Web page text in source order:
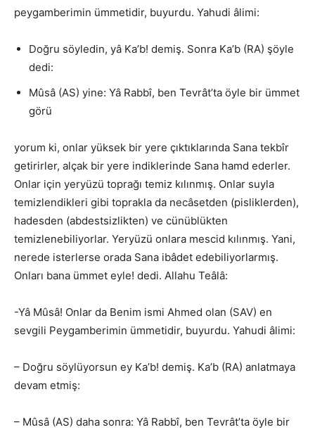
peygamberimin ümmetidir, buyurdu. Yahudi âlimi:
Doğru söyledin, yâ Ka’b! demiş. Sonra Ka’b (RA) şöyle
dedi:
Mûsâ (AS) yine: Yâ Rabbî, ben Tevrât’ta öyle bir ümmet
görü
yorum ki, onlar yüksek bir yere çıktıklarında Sana tekbîr
getirirler, alçak bir yere indiklerinde Sana hamd ederler.
Onlar için yeryüzü toprağı temiz kılınmış. Onlar suyla
temizlendikleri gibi toprakla da necâsetden (pisliklerden),
hadesden (abdestsizlikten) ve cünüblükten
temizlenebiliyorlar. Yeryüzü onlara mescid kılınmış. Yani,
nerede isterlerse orada Sana ibâdet edebiliyorlarmış.
Onları bana ümmet eyle! dedi. Allahu Teâlâ:
-Yâ Mûsâ! Onlar da Benim ismi Ahmed olan (SAV) en
sevgili Peygamberimin ümmetidir, buyurdu. Yahudi âlimi:
– Doğru söylüyorsun ey Ka’b! demiş. Ka’b (RA) anlatmaya
devam etmiş:
– Mûsâ (AS) daha sonra: Yâ Rabbî, ben Tevrât’ta öyle bir